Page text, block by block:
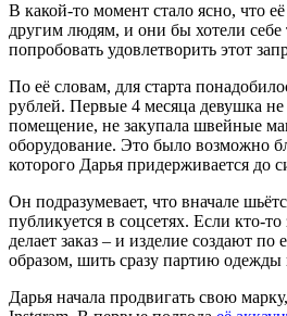
В какой-то момент стало ясно, что
другим людям, и они бы хотели
попробовать удовлетворить этот
По её словам, для старта
рублей. Первые 4 месяца девушка не
помещение, не закупала швейные
оборудование. Это было возможно
которого Дарья придерживается до
Он подразумевает, что вначале
публикуется в соцсетях. Если кто-то
делает заказ – и изделие создают
образом, шить сразу партию
Дарья начала продвигать свою